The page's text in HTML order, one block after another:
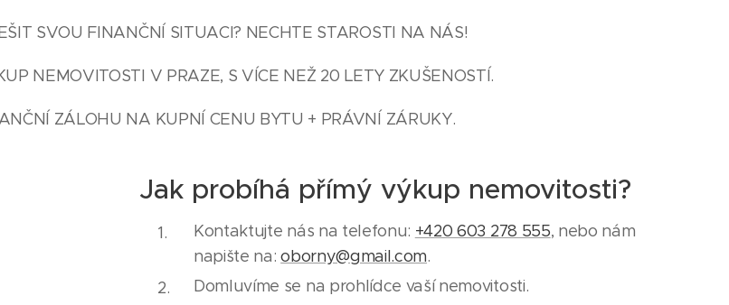
SVOU FINANČNÍ SITUACI? NECHTE STAROSTI NA NÁS!
NEMOVITOSTI V PRAZE, S VÍCE NEŽ 20 LETY ZKUŠENOSTÍ.
ZÁLOHU NA KUPNÍ CENU BYTU + PRÁVNÍ ZÁRUKY.
Jak probíhá přímý výkup nemovitosti?
Kontaktujte nás na telefonu: +420 603 278 555, nebo nám
napište na:oborny@gmail.com.
Domluvíme se na prohlídce vaší nemovitosti.